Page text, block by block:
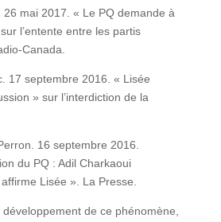
mai 2017. « Le PQ demande à
l’entente entre les partis
Canada.
17 septembre 2016. « Lisée
» sur l’interdiction de la
16 septembre 2016.
du PQ : Adil Charkaoui
Lisée ». La Presse.
de ce phénomène,